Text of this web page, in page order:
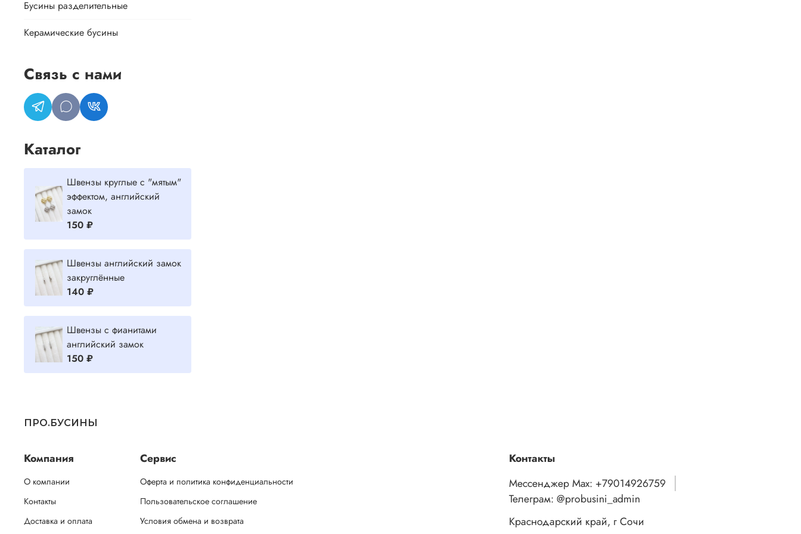
Бусины разделительные
Керамические бусины
Связь с нами
Каталог
Швензы круглые с "мятым"
эффектом, английский
замок
150 ₽
Швензы английский замок
закруглённые
140 ₽
Швензы с фианитами
английский замок
150 ₽
ПРО.БУСИНЫ
Компания
О компании
Контакты
Доставка и оплата
Сервис
Оферта и политика конфиденциальности
Пользовательское соглашение
Условия обмена и возврата
Контакты
Мессенджер Max: +79014926759
Телеграм: @probusini_admin
Краснодарский край, г Сочи